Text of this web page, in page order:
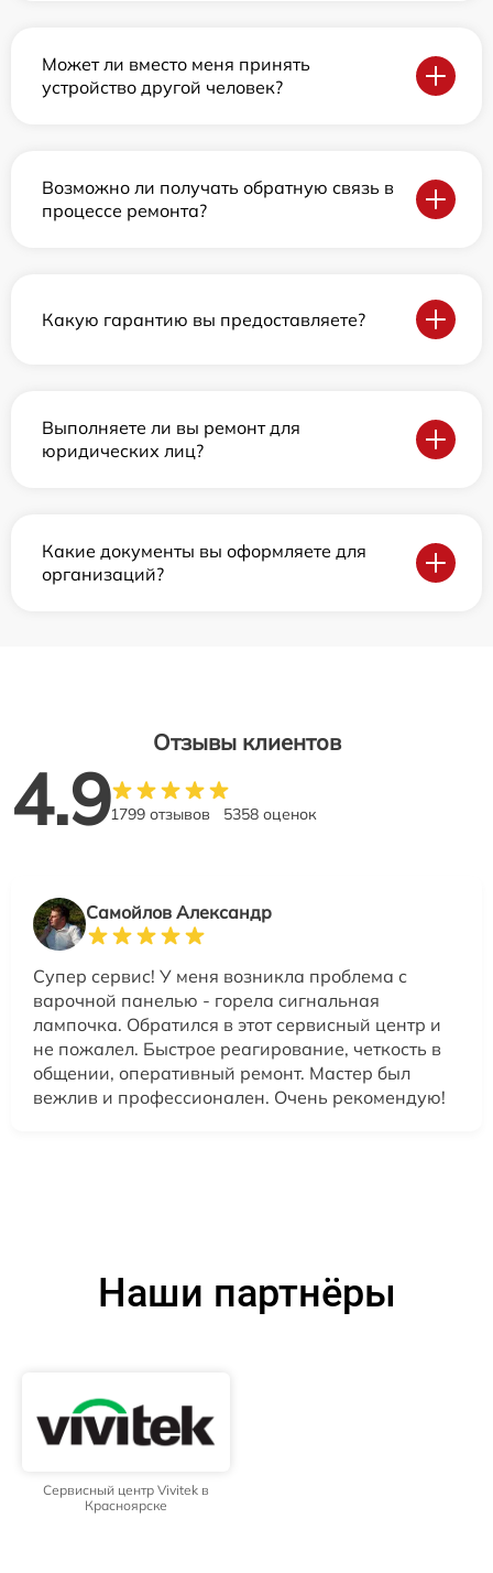
Может ли вместо меня принять
устройство другой человек?
Возможно ли получать обратную связь в
процессе ремонта?
Какую гарантию вы предоставляете?
Выполняете ли вы ремонт для
юридических лиц?
Какие документы вы оформляете для
организаций?
Отзывы клиентов
4.91799 отзывов 5358 оценок
Самойлов Александр
Супер сервис! У меня возникла проблема с
варочной панелью - горела сигнальная
лампочка. Обратился в этот сервисный центр и
не пожалел. Быстрое реагирование, четкость в
общении, оперативный ремонт. Мастер был
вежлив и профессионален. Очень рекомендую!
Наши партнёры
Сервисный центр Vivitek в
Красноярске